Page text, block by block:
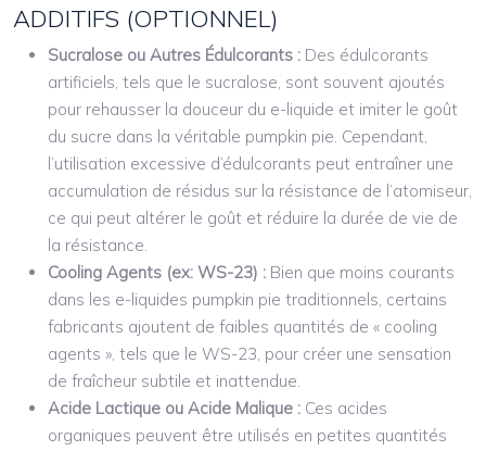
ADDITIFS (OPTIONNEL)
Sucralose ou Autres Édulcorants : Des édulcorants
artificiels, tels que le sucralose, sont souvent ajoutés
pour rehausser la douceur du e-liquide et imiter le goût
du sucre dans la véritable pumpkin pie. Cependant,
l’utilisation excessive d’édulcorants peut entraîner une
accumulation de résidus sur la résistance de l’atomiseur,
ce qui peut altérer le goût et réduire la durée de vie de
la résistance.
Cooling Agents (ex: WS-23) : Bien que moins courants
dans les e-liquides pumpkin pie traditionnels, certains
fabricants ajoutent de faibles quantités de « cooling
agents », tels que le WS-23, pour créer une sensation
de fraîcheur subtile et inattendue.
Acide Lactique ou Acide Malique : Ces acides
organiques peuvent être utilisés en petites quantités